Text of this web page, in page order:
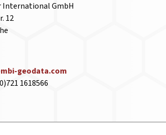
International GmbH
12
geodata.com
1618566